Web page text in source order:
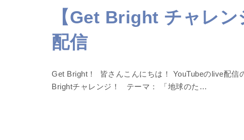
【Get Bright チャレ
配信
Get Bright！ 皆さんこんにちは！ YouTubeのlive配
Brightチャレンジ！ テーマ： 「地球のた…